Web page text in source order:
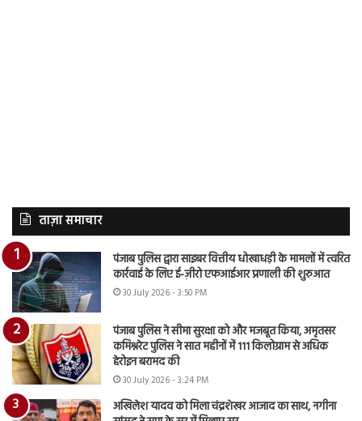
ताज़ा समाचार
पंजाब पुलिस द्वारा साइबर वित्तीय धोखाधड़ी के मामलों में त्वरित
कार्रवाई के लिए ई-ज़ीरो एफआईआर प्रणाली की शुरुआत
30 July 2026 - 3:50 PM
पंजाब पुलिस ने सीमा सुरक्षा को और मजबूत किया, अमृतसर
कमिश्नरेट पुलिस ने सात महीनों में 111 किलोग्राम से अधिक
हेरोइन बरामद की
30 July 2026 - 3:24 PM
अखिलेश यादव को मिला चंद्रशेखर आजाद का साथ, नगीना